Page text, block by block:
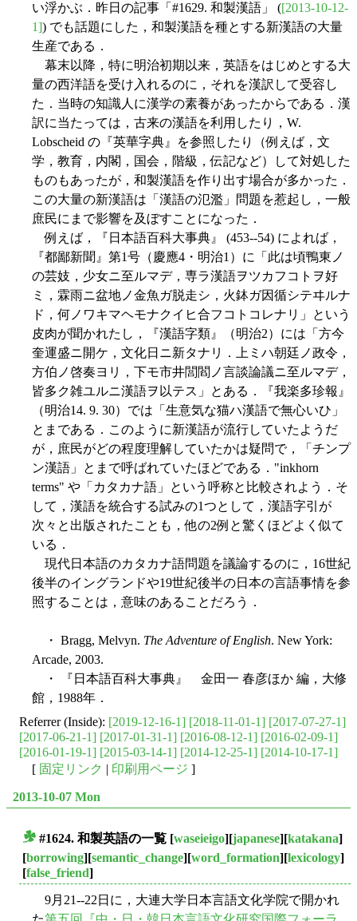
い浮かぶ．昨日の記事「#1629. 和製漢語」 ([2013-10-12-
1]) でも話題にした，和製漢語を種とする新漢語の大量
生産である．
幕末以降，特に明治初期以来，英語をはじめとする大
量の西洋語を受け入れるのに，それを漢訳して受容し
た．当時の知識人に漢学の素養があったからである．漢
訳に当たっては，古来の漢語を利用したり，W.
Lobscheid の『英華字典』を参照したり（例えば，文
学，教育，内閣，国会，階級，伝記など）して対処した
ものもあったが，和製漢語を作り出す場合が多かった．
この大量の新漢語は「漢語の氾濫」問題を惹起し，一般
庶民にまで影響を及ぼすことになった．
例えば，『日本語百科大事典』 (453--54) によれば，
『都鄙新聞』第1号（慶應4・明治1）に「此は頃鴨東ノ
の芸妓，少女ニ至ルマデ，専ラ漢語ヲツカフコトヲ好
ミ，霖雨ニ盆地ノ金魚ガ脱走シ，火鉢ガ因循シテヰルナ
ド，何ノワキマヘモナクイヒ合フコトコレナリ」という
皮肉が聞かれたし，『漢語字類』（明治2）には「方今
奎運盛ニ開ケ，文化日ニ新タナリ．上ミハ朝廷ノ政令，
方伯ノ啓奏ヨリ，下モ市井閭閻ノ言談論議ニ至ルマデ，
皆多ク雑ユルニ漢語ヲ以テス」とある．『我楽多珍報』
（明治14. 9. 30）では「生意気な猫ハ漢語で無心いひ」
とまである．このように新漢語が流行していたようだ
が，庶民がどの程度理解していたかは疑問で，「チンプ
ン漢語」とまで呼ばれていたほどである．"inkhorn
terms" や「カタカナ語」という呼称と比較されよう．そ
して，漢語を統合する試みの1つとして，漢語字引が
次々と出版されたことも，他の2例と驚くほどよく似て
いる．
現代日本語のカタカナ語問題を議論するのに，16世紀
後半のイングランドや19世紀後半の日本の言語事情を参
照することは，意味のあることだろう．
・ Bragg, Melvyn. The Adventure of English. New York:
Arcade, 2003.
・ 『日本語百科大事典』 金田一 春彦ほか 編，大修
館，1988年．
Referrer (Inside): [2019-12-16-1] [2018-11-01-1] [2017-07-27-1]
[2017-06-21-1] [2017-01-31-1] [2016-08-12-1] [2016-02-09-1]
[2016-01-19-1] [2015-03-14-1] [2014-12-25-1] [2014-10-17-1]
[ 固定リンク | 印刷用ページ ]
2013-10-07 Mon
#1624. 和製英語の一覧 [waseieigo][japanese][katakana]
[borrowing][semantic_change][word_formation][lexicology]
[false_friend]
9月21--22日に，大連大学日本言語文化学院で開かれ